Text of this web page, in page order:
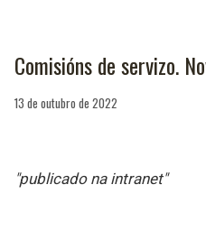
Comisións de servizo.
13 de outubro de 2022
"publicado na intranet"